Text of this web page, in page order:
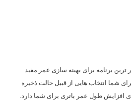
شما انتخاب هایی از قبیل حالت ذخیره
افزایش طول عمر باتری برای شما دارد.